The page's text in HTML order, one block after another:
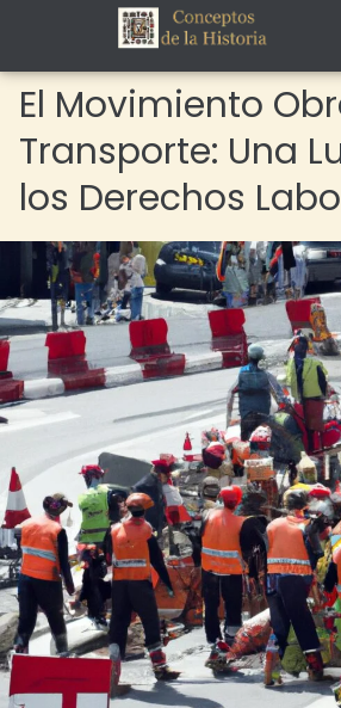
El Movimiento
Transporte: Una
los Derechos